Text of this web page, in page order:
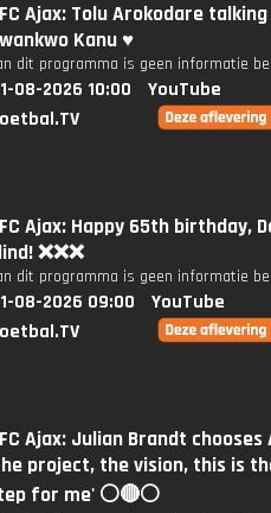
Ajax: Tolu Arokodare
Kanu ♥️
dit programma is geen informatie
08-2026 10:00
YouTube
Ajax: Happy 65th birthday,
❌❌❌
dit programma is geen informatie
08-2026 09:00
YouTube
Ajax: Julian Brandt chooses
project, the vision, this is
for me' ⚪🔴⚪